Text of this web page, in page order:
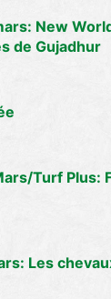
New
de Gujadhur
Turf Plus:
Les